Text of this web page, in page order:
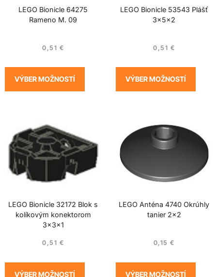
LEGO Bionicle 64275
Rameno M. 09
0,51 €
VÝBER MOŽNOSTÍ
LEGO Bionicle 53543 Plášť
3x5x2
0,51 €
VÝBER MOŽNOSTÍ
LEGO Bionicle 32172 Blok s
kolíkovým konektorom
3x3x1
0,51 €
VÝBER MOŽNOSTÍ
LEGO Anténa 4740 Okrúhly
tanier 2×2
0,15 €
VÝBER MOŽNOSTÍ